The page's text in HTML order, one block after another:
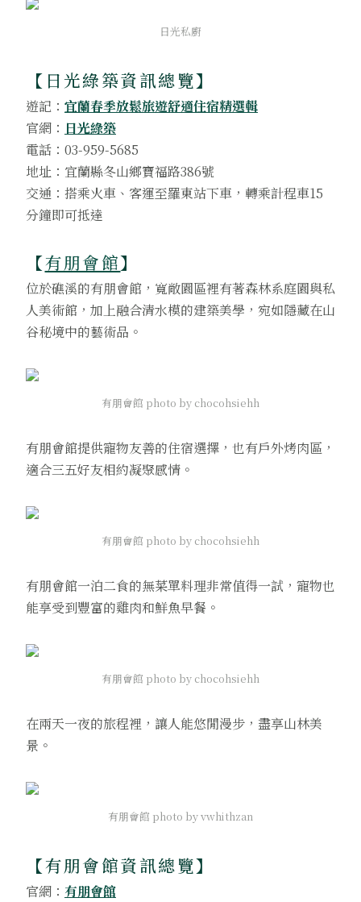
日光私廚
【 日光綠築資訊總覽】
遊記： 宜蘭春季放鬆旅遊舒適住宿精選輯
官網： 日光綠築
電話：03-959-5685
地址：宜蘭縣冬山鄉寶福路386號
交通：搭乘火車、客運至羅東站下車，轉乘計程車15
分鐘即可抵達
【有朋會館】
位於礁溪的有朋會館，寬敞園區裡有著森林系庭園與私
人美術館，加上融合清水模的建築美學，宛如隱藏在山
谷秘境中的藝術品。
有朋會館 photo by chocohsiehh
有朋會館提供寵物友善的住宿選擇，也有戶外烤肉區，
適合三五好友相約凝聚感情。
有朋會館 photo by chocohsiehh
有朋會館一泊二食的無菜單料理非常值得一試，寵物也
能享受到豐富的雞肉和鮮魚早餐。
有朋會館 photo by chocohsiehh
在兩天一夜的旅程裡，讓人能悠閒漫步，盡享山林美
景。
有朋會館 photo by vwhithzan
【有朋會館資訊總覽】
官網： 有朋會館